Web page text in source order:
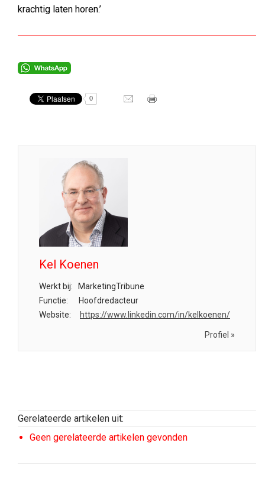
krachtig laten horen.’
0
Kel Koenen
Werkt bij:
MarketingTribune
Functie:
Hoofdredacteur
Website:
https://www.linkedin.com/in/kelkoenen/
Profiel »
Gerelateerde artikelen uit:
Geen gerelateerde artikelen gevonden